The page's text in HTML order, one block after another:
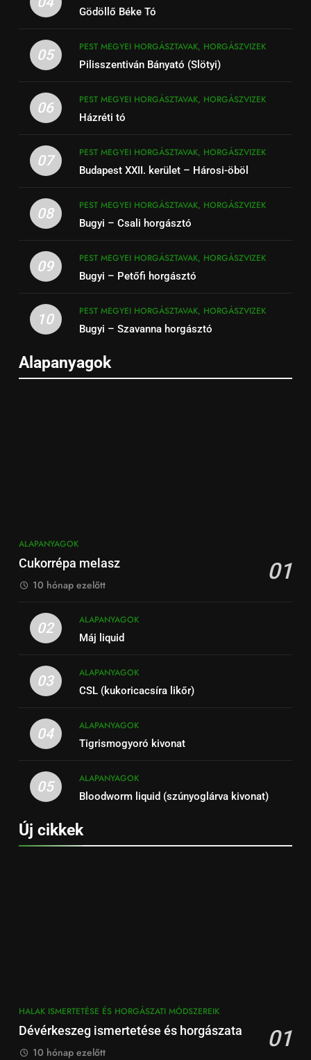
Gödöllő Béke Tó
05
PEST MEGYEI HORGÁSZTAVAK, HORGÁSZVIZEK
Pilisszentiván Bányató (Slötyi)
06
PEST MEGYEI HORGÁSZTAVAK, HORGÁSZVIZEK
Házréti tó
07
PEST MEGYEI HORGÁSZTAVAK, HORGÁSZVIZEK
Budapest XXII. kerület – Hárosi-öböl
08
PEST MEGYEI HORGÁSZTAVAK, HORGÁSZVIZEK
Bugyi – Csali horgásztó
09
PEST MEGYEI HORGÁSZTAVAK, HORGÁSZVIZEK
Bugyi – Petőfi horgásztó
10
PEST MEGYEI HORGÁSZTAVAK, HORGÁSZVIZEK
Bugyi – Szavanna horgásztó
Alapanyagok
ALAPANYAGOK
Cukorrépa melasz 01
10 hónap ezelőtt
02
ALAPANYAGOK
Máj liquid
03
ALAPANYAGOK
CSL (kukoricacsíra likőr)
04
ALAPANYAGOK
Tigrismogyoró kivonat
05
ALAPANYAGOK
Bloodworm liquid (szúnyoglárva kivonat)
Új cikkek
HALAK ISMERTETÉSE ÉS HORGÁSZATI MÓDSZEREIK
Dévérkeszeg ismertetése és horgászata 01
10 hónap ezelőtt